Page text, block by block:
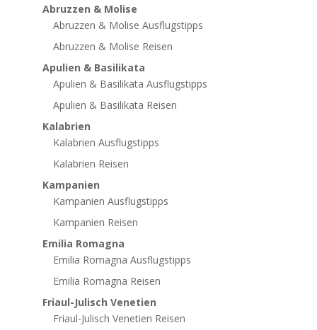
Abruzzen & Molise
Abruzzen & Molise Ausflugstipps
Abruzzen & Molise Reisen
Apulien & Basilikata
Apulien & Basilikata Ausflugstipps
Apulien & Basilikata Reisen
Kalabrien
Kalabrien Ausflugstipps
Kalabrien Reisen
Kampanien
Kampanien Ausflugstipps
Kampanien Reisen
Emilia Romagna
Emilia Romagna Ausflugstipps
Emilia Romagna Reisen
Friaul-Julisch Venetien
Friaul-Julisch Venetien Reisen